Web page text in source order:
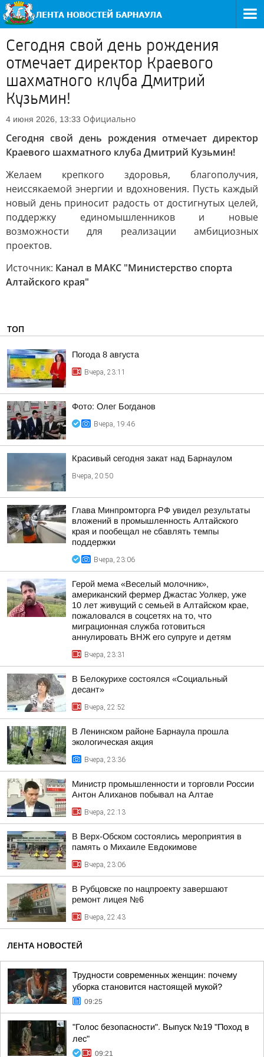
Сегодня свой день рождения
отмечает директор Краевого
шахматного клуба Дмитрий
Кузьмин!
4 июня 2026, 13:33 Официально
Сегодня свой день рождения отмечает директор
Краевого шахматного клуба Дмитрий Кузьмин!
Желаем крепкого здоровья, благополучия,
неиссякаемой энергии и вдохновения. Пусть каждый
новый день приносит радость от достигнутых целей,
поддержку единомышленников и новые
возможности для реализации амбициозных
проектов.
Источник: Канал в МАКС "Министерство спорта
Алтайского края"
ТОП
Погода 8 августа
Вчера, 23:11
Фото: Олег Богданов
Вчера, 19:46
Красивый сегодня закат над Барнаулом
Вчера, 20:50
Глава Минпромторга РФ увидел результаты
вложений в промышленность Алтайского
края и пообещал не сбавлять темпы
поддержки
Вчера, 23:06
Герой мема «Веселый молочник»,
американский фермер Джастас Уолкер, уже
10 лет живущий с семьей в Алтайском крае,
пожаловался в соцсетях на то, что
миграционная служба готовиться
аннулировать ВНЖ его супруге и детям
Вчера, 23:31
В Белокурихе состоялся «Социальный
десант»
Вчера, 22:52
В Ленинском районе Барнаула прошла
экологическая акция
Вчера, 23:36
Министр промышленности и торговли России
Антон Алиханов побывал на Алтае
Вчера, 22:13
В Верх-Обском состоялись мероприятия в
память о Михаиле Евдокимове
Вчера, 23:06
В Рубцовске по нацпроекту завершают
ремонт лицея №6
Вчера, 22:43
ЛЕНТА НОВОСТЕЙ
Трудности современных женщин: почему
уборка становится настоящей мукой?
09:25
"Голос безопасности". Выпуск №19 "Поход в
лес"
09:21